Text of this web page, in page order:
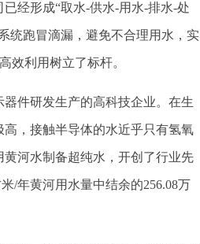
经形成“取水-供水-用水-排水-处
统跑冒滴漏，避免不合理用水，实
效利用树立了标杆。
件研发生产的高科技企业。在生
，接触半导体的水近乎只有氢氧
河水制备超纯水，开创了行业先
/年黄河用水量中结余的256.08万